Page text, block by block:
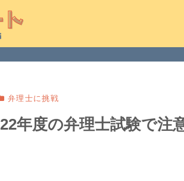
弁理士に挑戦
年度の弁理士試験で注